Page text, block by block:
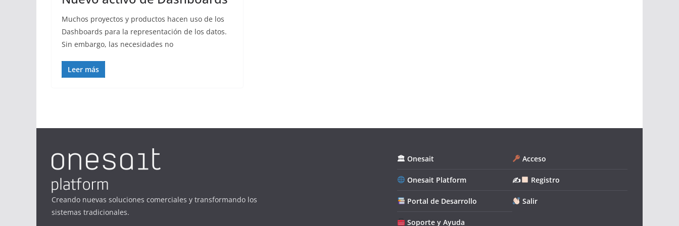
Muchos proyectos y productos hacen uso de los
Dashboards para la representación de los datos.
Sin embargo, las necesidades no
Leer más
Creando nuevas soluciones comerciales y transformando los
sistemas tradicionales.
🏛 Onesait
Onesait Platform
Portal de Desarrollo
Soporte y Ayuda
Acceso
✍ Registro
Salir